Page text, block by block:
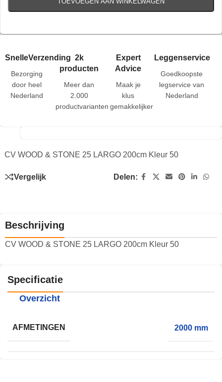
SnelleVerzending
Bezorging
door heel
Nederland
2k
producten
Meer dan
2.000
productvarianten
Expert
Advice
Maak je
klus
gemakkelijker
Leggenservice
Goedkoopste
legservice van
Nederland
CV WOOD & STONE 25 LARGO 200cm Kleur 50
Vergelijk Delen:
Beschrijving
CV WOOD & STONE 25 LARGO 200cm Kleur 50
Specificatie
Overzicht
AFMETINGEN 2000 mm